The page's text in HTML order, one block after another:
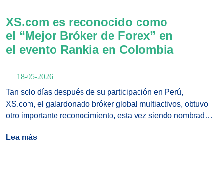
XS.com es reconocido como
el “Mejor Bróker de Forex” en
el evento Rankia en Colombia
18-05-2026
Tan solo días después de su participación en Perú,
XS.com, el galardonado bróker global multiactivos, obtuvo
otro importante reconocimiento, esta vez siendo nombrado
mientras la actividad en América Latina continúa
Lea más